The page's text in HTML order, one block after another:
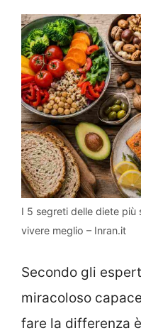
I 5 segreti delle diete più
vivere meglio – Inran.it
Secondo gli
miracoloso
fare la differenza è